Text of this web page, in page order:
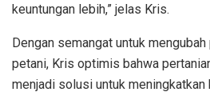
keuntungan lebih,” jelas Kris.
Dengan semangat untuk
petani, Kris optimis bahwa
menjadi solusi untuk